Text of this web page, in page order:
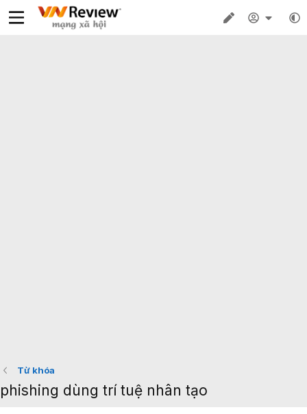
Từ khóa
phishing dùng trí tuệ nhân tạo